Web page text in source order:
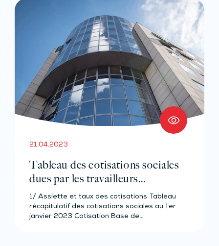
21.04.2023
Tableau des cotisations sociales
dues par les travailleurs
indépendants non-agricoles
d’outre-mer – Année 2023
1/ Assiette et taux des cotisations Tableau
récapitulatif des cotisations sociales au 1er
janvier 2023 Cotisation Base de…